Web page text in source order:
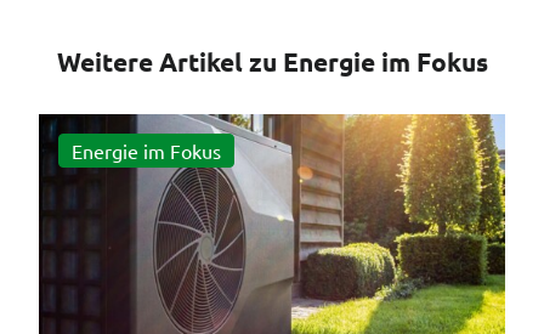
Weitere Artikel zu Energie im Fokus
Energie im Fokus